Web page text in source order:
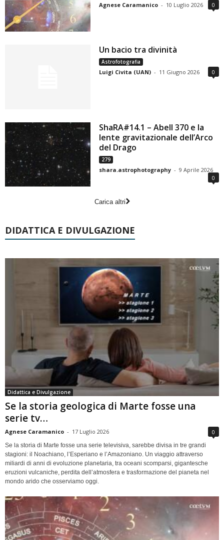
Agnese Caramanico - 10 Luglio 2026 0
Un bacio tra divinità
Astrofotografia
Luigi Civita (UAN) - 11 Giugno 2026 0
ShaRA#14.1 – Abell 370 e la
lente gravitazionale dell’Arco
del Drago
279
shara.astrophotography - 9 Aprile 2026
0
Carica altri
DIDATTICA E DIVULGAZIONE
Didattica e Divulgazione
Se la storia geologica di Marte fosse una
serie tv…
Agnese Caramanico - 17 Luglio 2026 0
Se la storia di Marte fosse una serie televisiva, sarebbe divisa in tre grandi
stagioni: il Noachiano, l’Esperiano e l’Amazoniano. Un viaggio attraverso
miliardi di anni di evoluzione planetaria, tra oceani scomparsi, gigantesche
eruzioni vulcaniche, perdita dell’atmosfera e trasformazione del pianeta nel
mondo arido che osserviamo oggi.